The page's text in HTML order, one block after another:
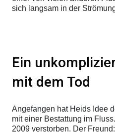
sich langsam in der
Ein
mit dem Tod
Angefangen hat Heids Idee
mit einer Bestattung im
2009 verstorben. Der